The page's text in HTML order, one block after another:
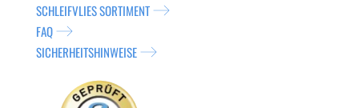
SCHLEIFVLIES SORTIMENT
FAQ
SICHERHEITSHINWEISE